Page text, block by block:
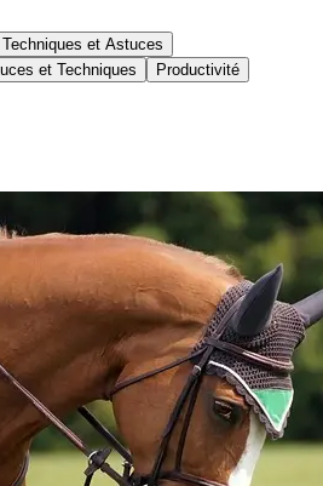
Techniques et Astuces
et Techniques Productivité